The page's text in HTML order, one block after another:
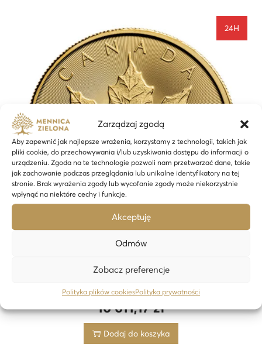
Zarządzaj zgodą
Aby zapewnić jak najlepsze wrażenia, korzystamy z technologii, takich jak
pliki cookie, do przechowywania i/lub uzyskiwania dostępu do informacji o
urządzeniu. Zgoda na te technologie pozwoli nam przetwarzać dane, takie
jak zachowanie podczas przeglądania lub unikalne identyfikatory na tej
stronie. Brak wyrażenia zgody lub wycofanie zgody może niekorzystnie
wpłynąć na niektóre cechy i funkcje.
Akceptuję
Odmów
Zobacz preferencje
Polityka plików cookiesPolityka prywatności
24h
16 611,17zł
24H
Dodaj do koszyka